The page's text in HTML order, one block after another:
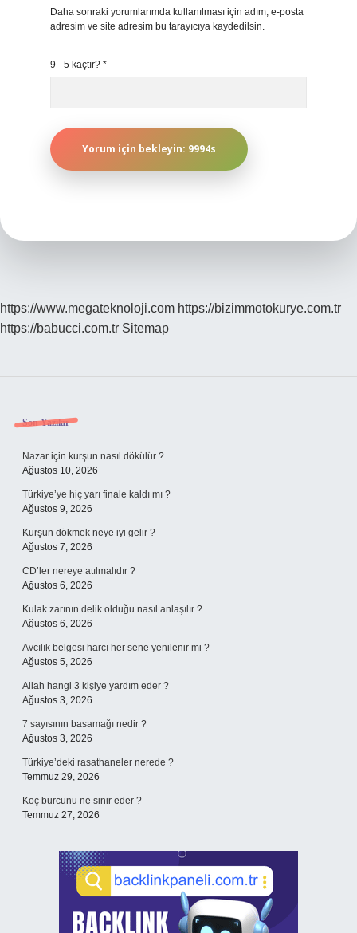
Daha sonraki yorumlarımda kullanılması için adım, e-posta
adresim ve site adresim bu tarayıcıya kaydedilsin.
9 - 5 kaçtır? *
https://www.megateknoloji.com https://bizimmotokurye.com.tr
https://babucci.com.tr Sitemap
Sidebar
Son Yazılar
Nazar için kurşun nasıl dökülür ?
Ağustos 10, 2026
Türkiye’ye hiç yarı finale kaldı mı ?
Ağustos 9, 2026
Kurşun dökmek neye iyi gelir ?
Ağustos 7, 2026
CD’ler nereye atılmalıdır ?
Ağustos 6, 2026
Kulak zarının delik olduğu nasıl anlaşılır ?
Ağustos 6, 2026
Avcılık belgesi harcı her sene yenilenir mi ?
Ağustos 5, 2026
Allah hangi 3 kişiye yardım eder ?
Ağustos 3, 2026
7 sayısının basamağı nedir ?
Ağustos 3, 2026
Türkiye’deki rasathaneler nerede ?
Temmuz 29, 2026
Koç burcunu ne sinir eder ?
Temmuz 27, 2026